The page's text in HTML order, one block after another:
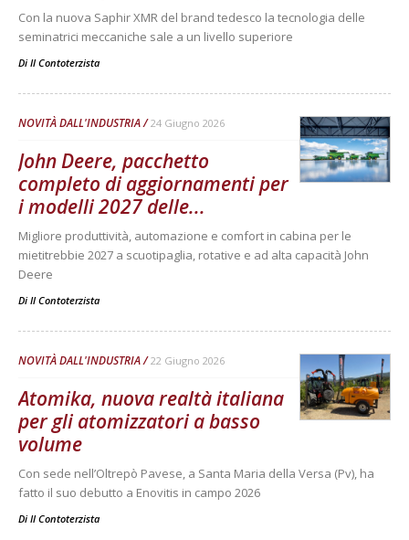
Con la nuova Saphir XMR del brand tedesco la tecnologia delle
seminatrici meccaniche sale a un livello superiore
Di Il Contoterzista
NOVITÀ DALL'INDUSTRIA 24 Giugno 2026
John Deere, pacchetto
completo di aggiornamenti per
i modelli 2027 delle...
Migliore produttività, automazione e comfort in cabina per le
mietitrebbie 2027 a scuotipaglia, rotative e ad alta capacità John
Deere
Di Il Contoterzista
NOVITÀ DALL'INDUSTRIA 22 Giugno 2026
Atomika, nuova realtà italiana
per gli atomizzatori a basso
volume
Con sede nell’Oltrepò Pavese, a Santa Maria della Versa (Pv), ha
fatto il suo debutto a Enovitis in campo 2026
Di Il Contoterzista